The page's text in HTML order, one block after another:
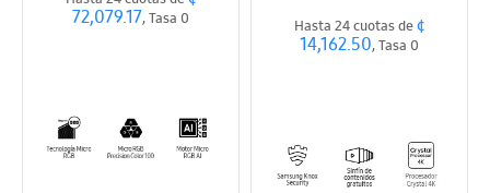
72,079.17, Tasa 0 Hasta 24 cuotas de¢
14,162.50, Tasa 0